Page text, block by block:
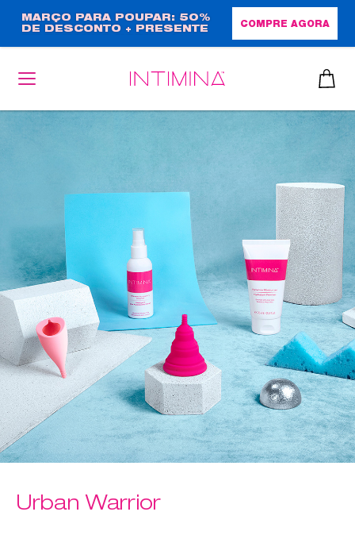
para
o
conteúdo
principal
MARÇO PARA POUPAR: 50%
DE DESCONTO + PRESENTE
COMPRE AGORA
Urban Warrior